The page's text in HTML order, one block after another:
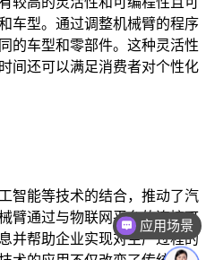
车型。通过调整机械臂的程序
的车型和零部件。这种灵活性
间还可以满足消费者对个性化
智能等技术的结合，推动了汽
臂通过与物联网平台的连接可
并帮助企业实现对生产过程的
应用场景